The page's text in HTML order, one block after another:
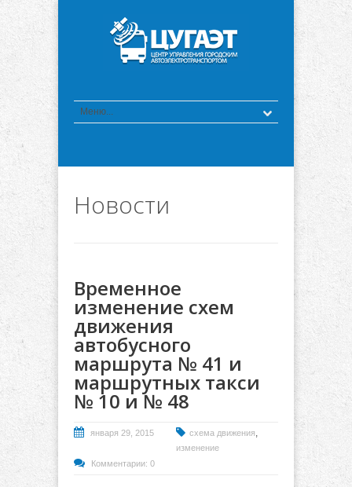
Новости
Временное
изменение схем
движения
автобусного
маршрута № 41 и
маршрутных такси
№ 10 и № 48
января 29, 2015 схема движения,
изменение
Комментарии: 0